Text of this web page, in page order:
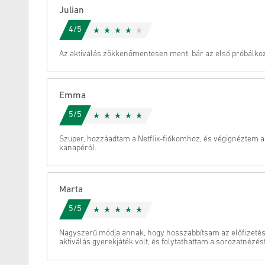
Megszünteti
Julian
4/5
Az aktiválás zökkenőmentesen ment, bár az első
Emma
5/5
Szuper, hozzáadtam a Netflix-fiókomhoz, és végignéztem
kanapéról.
Marta
5/5
Nagyszerű módja annak, hogy hosszabbítsam az
aktiválás gyerekjáték volt, és folytathattam a